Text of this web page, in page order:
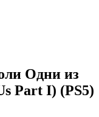
Одни из
Part I) (PS5)